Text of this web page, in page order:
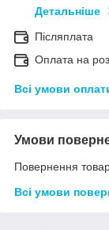
Детальніше
Післяплата
Оплата на
Всі умови
Умови
Повернення
Всі умови